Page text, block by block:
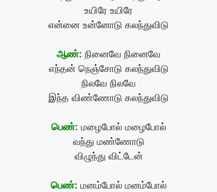
உயிரே உயிரே
என்னை உன்னோடு கலந்துவிடு
ஆண்: நினைவே நினைவே
எந்தன் நெஞ்சோடு கலந்துவிடு
நிலவே நிலவே
இந்த விண்ணோடு கலந்துவிடு
பெண்: மழைபோல் மழைபோல்
வந்து மண்ணோடு
விழுந்து விட்டேன்
பெண்: மனம்போல் மனம்போல்